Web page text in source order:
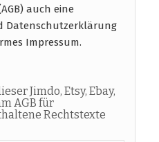
auch eine
Datenschutzerklärung
Impressum.
Jimdo, Etsy, Ebay,
AGB für
Rechtstexte